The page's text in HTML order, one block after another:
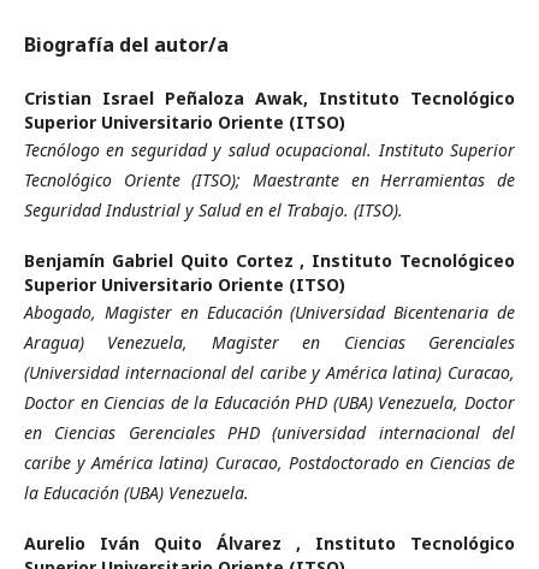
Biografía del autor/a
Cristian Israel Peñaloza Awak, Instituto Tecnológico
Superior Universitario Oriente (ITSO)
Tecnólogo en seguridad y salud ocupacional. Instituto Superior
Tecnológico Oriente (ITSO); Maestrante en Herramientas de
Seguridad Industrial y Salud en el Trabajo. (ITSO).
Benjamín Gabriel Quito Cortez , Instituto Tecnológiceo
Superior Universitario Oriente (ITSO)
Abogado, Magister en Educación (Universidad Bicentenaria de
Aragua) Venezuela, Magister en Ciencias Gerenciales
(Universidad internacional del caribe y América latina) Curacao,
Doctor en Ciencias de la Educación PHD (UBA) Venezuela, Doctor
en Ciencias Gerenciales PHD (universidad internacional del
caribe y América latina) Curacao, Postdoctorado en Ciencias de
la Educación (UBA) Venezuela.
Aurelio Iván Quito Álvarez , Instituto Tecnológico